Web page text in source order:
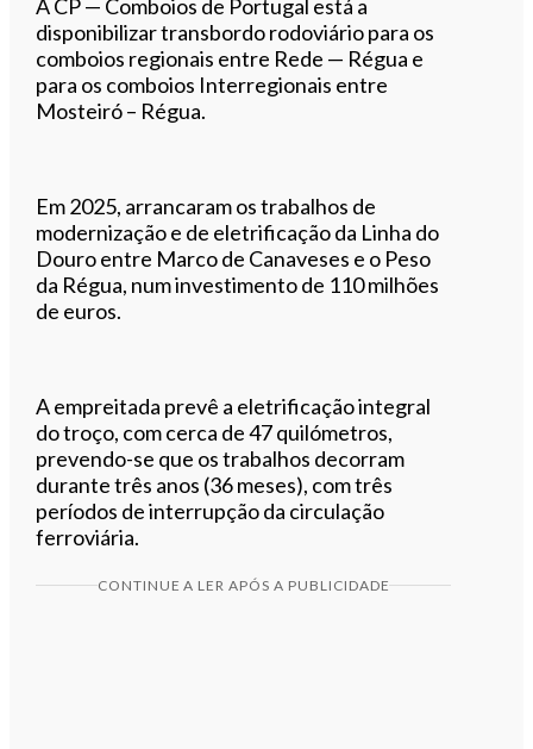
A CP — Comboios de Portugal está a
disponibilizar transbordo rodoviário para os
comboios regionais entre Rede — Régua e
para os comboios Interregionais entre
Mosteiró – Régua.
Em 2025, arrancaram os trabalhos de
modernização e de eletrificação da Linha do
Douro entre Marco de Canaveses e o Peso
da Régua, num investimento de 110 milhões
de euros.
A empreitada prevê a eletrificação integral
do troço, com cerca de 47 quilómetros,
prevendo-se que os trabalhos decorram
durante três anos (36 meses), com três
períodos de interrupção da circulação
ferroviária.
CONTINUE A LER APÓS A PUBLICIDADE